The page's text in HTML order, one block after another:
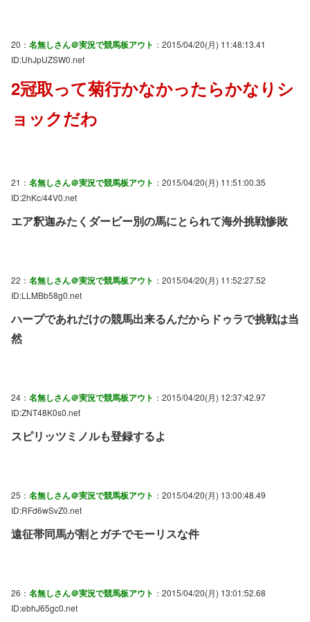
20： 名無しさん＠実況で競馬板アウト ：2015/04/20(月) 11:48:13.41
ID:UhJpUZSW0.net
2冠取って菊行かなかったらかなりシ
ョックだわ
21： 名無しさん＠実況で競馬板アウト ：2015/04/20(月) 11:51:00.35
ID:2hKc/44V0.net
エア釈迦みたくダービー別の馬にとられて海外挑戦惨敗
22： 名無しさん＠実況で競馬板アウト ：2015/04/20(月) 11:52:27.52
ID:LLMBb58g0.net
ハープであれだけの競馬出来るんだからドゥラで挑戦は当
然
24： 名無しさん＠実況で競馬板アウト ：2015/04/20(月) 12:37:42.97
ID:ZNT48K0s0.net
スピリッツミノルも登録するよ
25： 名無しさん＠実況で競馬板アウト ：2015/04/20(月) 13:00:48.49
ID:RFd6wSvZ0.net
遠征帯同馬が割とガチでモーリスな件
26： 名無しさん＠実況で競馬板アウト ：2015/04/20(月) 13:01:52.68
ID:ebhJ65gc0.net